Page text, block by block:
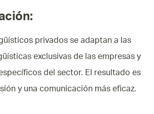
:
privados se adaptan a las
exclusivas de las empresas y
del sector. El resultado es
y una comunicación más eficaz.